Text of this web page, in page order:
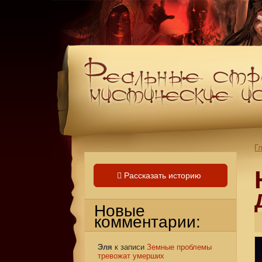
Рассказать историю
Новые
комментарии:
Эля к записи Земные проблемы
тревожат умерших